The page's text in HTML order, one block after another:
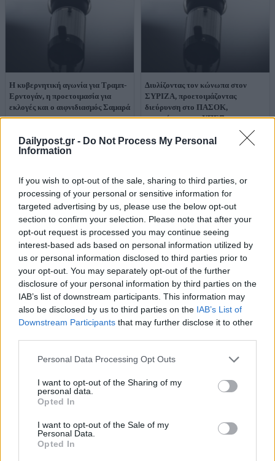
Dailypost.gr - Do Not Process My Personal
Information
If you wish to opt-out of the sale, sharing to third parties, or
processing of your personal or sensitive information for
targeted advertising by us, please use the below opt-out
section to confirm your selection. Please note that after your
opt-out request is processed you may continue seeing
interest-based ads based on personal information utilized by
us or personal information disclosed to third parties prior to
your opt-out. You may separately opt-out of the further
disclosure of your personal information by third parties on the
IAB’s list of downstream participants. This information may
also be disclosed by us to third parties on the IAB’s List of
Downstream Participants that may further disclose it to other
Personal Data Processing Opt Outs
I want to opt-out of the Sharing of my
personal data.
Opted In
I want to opt-out of the Sale of my
Personal Data.
Opted In
Η κυβερνητική αγωνία για Τραμπ-
Ερντογάν, η προετοιμασία για
εκλογές και ο αιφνιδιασμός Σαμαρά
Διυλίζοντας τον κώνωπα στον
ΣΥΡΙΖΑ, προετοιμάζοντας
διεύρυνση στο ΠΑΣΟΚ,
αγωνιώντας στο ΥΠΕΞ για τον
Τραμπ που δεν έρχεται Ελλάδα